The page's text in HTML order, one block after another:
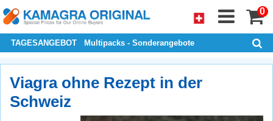
0
TAGESANGEBOT Multipacks - Sonderangebote
Viagra ohne Rezept in der
Schweiz